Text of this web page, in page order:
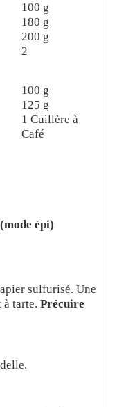
100 g
180 g
200 g
2
100 g
125 g
1 Cuillère à
Café
épi)
sulfurisé. Une
à tarte.Précuire